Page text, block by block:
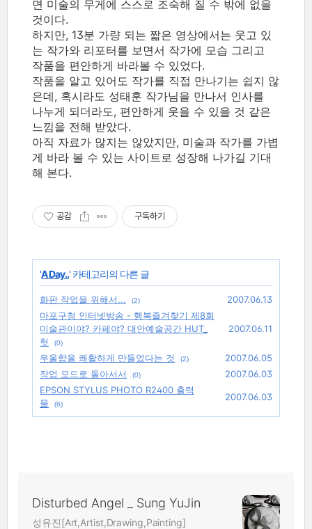
면 미술의 무게에 스스로 조숙해 질 수 밖에 없을
것이다.
하지만, 13분 가량 되는 짧은 영상에서는 웃고 있
는 작가와 리포터를 보면서 작가에 모습 그리고
작품을 편안하게 바라볼 수 있었다.
작품을 알고 있어도 작가를 직접 만나기는 쉽지 않
은데, 혹시라도 성태훈 작가님을 만나서 인사를
나누게 되더라도, 편안하게 웃을 수 있을 것 같은
느낌을 전해 받았다.
아직 자료가 많지는 않았지만, 미술과 작가를 가볍
게 바라 볼 수 있는 사이트로 성장해 나가길 기대
해 본다.
공감 구독하기
'A Day..' 카테고리의 다른 글
화판 작업을 위해서... (2)
2007.06.13
마포구청 인터넷방송 - 행복즐겨찾기 제8회
미술관이야? 카페야? 대안예술공간 HUT_
헛
(0)
2007.06.11
우울함을 쾌활하게 만들었다는 것 (2)
2007.06.05
작업 모드로 돌아서서
(0)
2007.06.03
EPSON STYLUS PHOTO R2400 출력
물
(6)
2007.06.03
Disturbed Angel _ Sung YuJin
성유진[Art,Artist,Drawing,Painting]